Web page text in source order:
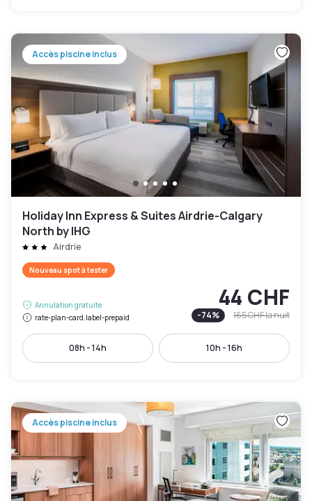
Accès piscine inclus
Holiday Inn Express & Suites Airdrie-Calgary
North by IHG
Airdrie
Nouveau spot à tester
Annulation gratuite
rate-plan-card.label-prepaid
44 CHF
-74% 165 CHFla nuit
08h - 14h 10h - 16h
Accès piscine inclus